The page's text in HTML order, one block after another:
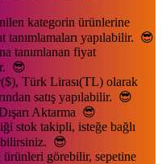
kategorin ürünlerine
yapılabilir. 😎
tanımlanan fiyat
😎
Türk Lirası(TL) olarak
satış yapılabilir. 😎
Aktarma 😎
stok takipli, isteğe bağlı
😎
görebilir, sepetine